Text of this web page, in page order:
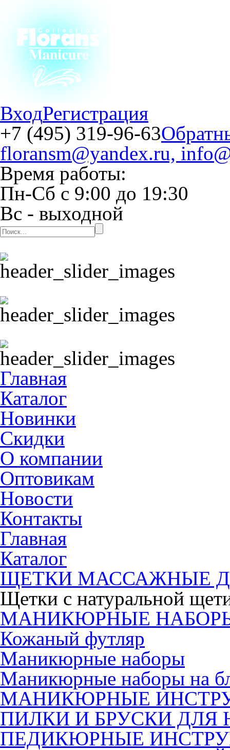
ВходРегистрация
+7 (495) 319-96-63
floransm@yandex.ru,
Время работы:
Пн-Сб с 9:00 до 19:30
Вс - выходной
Главная
Каталог
Новинки
Скидки
О компании
Оптовикам
Новости
Контакты
Главная
Каталог
ЩЕТКИ МАССАЖНЫЕ
Щетки с натуральной
МАНИКЮРНЫЕ
Кожаный футляр
Маникюрные наборы
Маникюрные наборы на
МАНИКЮРНЫЕ
ПИЛКИ И БРУСКИ ДЛЯ
ПЕДИКЮРНЫЕ